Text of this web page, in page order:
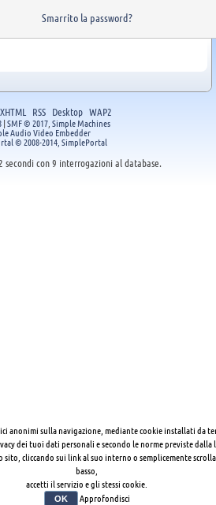
Smarrito la password?
XHTML RSS Desktop WAP2
|SMF © 2017 Simple Machines
Audio Video Embedder
© 2008-2014, SimplePortal
secondi con 9 interrogazioni al database.
anonimi sulla navigazione, mediante cookie installati da
dei tuoi dati personali e secondo le norme previste dalla
sito, cliccando sui link al suo interno o semplicemente
basso,
accetti il servizio e gli stessi cookie.
OK Approfondisci